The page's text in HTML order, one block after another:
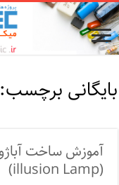
بایگانی برچسب:
(illusion Lamp)